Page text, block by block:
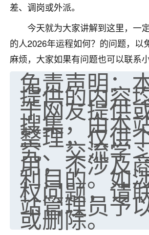
差、调岗或外派。
今天就为大家讲解到这里，一
的人2026年运程如何？的问题，以
麻烦，大家如果有问题也可以联系小
免责声明：
提供的内容
于网友提供
搜集，由本
整理，仅供
究、交流学
用，不涉及
利目的。如
权问题，请
站管理员予
或删除。